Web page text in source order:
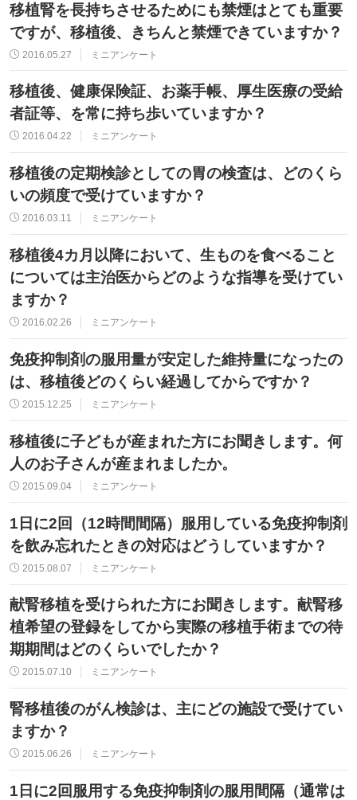
移植腎を長持ちさせるためにも禁煙はとても重要
ですが、移植後、きちんと禁煙できていますか？
2016.05.27 ミニアンケート
移植後、健康保険証、お薬手帳、厚生医療の受給
者証等、を常に持ち歩いていますか？
2016.04.22 ミニアンケート
移植後の定期検診としての胃の検査は、どのくら
いの頻度で受けていますか？
2016.03.11 ミニアンケート
移植後4カ月以降において、生ものを食べること
については主治医からどのような指導を受けてい
ますか？
2016.02.26 ミニアンケート
免疫抑制剤の服用量が安定した維持量になったの
は、移植後どのくらい経過してからですか？
2015.12.25 ミニアンケート
移植後に子どもが産まれた方にお聞きします。何
人のお子さんが産まれましたか。
2015.09.04 ミニアンケート
1日に2回（12時間間隔）服用している免疫抑制剤
を飲み忘れたときの対応はどうしていますか？
2015.08.07 ミニアンケート
献腎移植を受けられた方にお聞きします。献腎移
植希望の登録をしてから実際の移植手術までの待
期期間はどのくらいでしたか？
2015.07.10 ミニアンケート
腎移植後のがん検診は、主にどの施設で受けてい
ますか？
2015.06.26 ミニアンケート
1日に2回服用する免疫抑制剤の服用間隔（通常は